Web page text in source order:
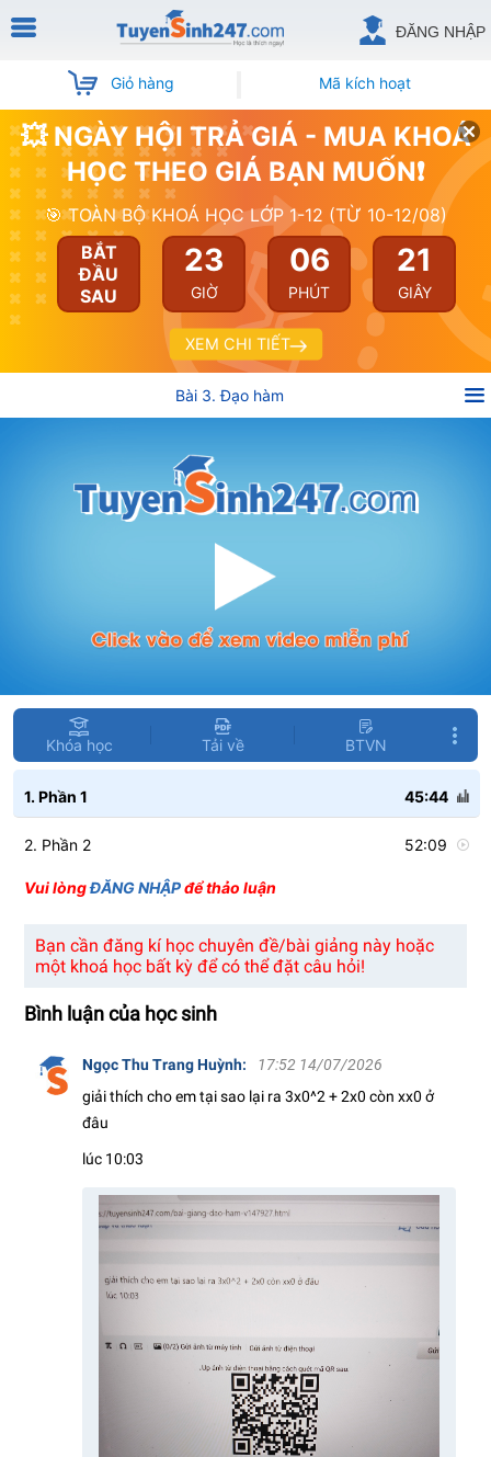
ĐĂNG NHẬP
Giỏ hàng Mã kích hoạt
💥 NGÀY HỘI TRẢ GIÁ - MUA KHOÁ
HỌC THEO GIÁ BẠN MUỐN❗
🎯 TOÀN BỘ KHOÁ HỌC LỚP 1-12 (TỪ 10-12/08)
BẮT
ĐẦU
SAU
23
GIỜ
06
PHÚT
20
GIÂY
XEM CHI TIẾT
Bài 3. Đạo hàm
Khóa học Tải về BTVN
1. Phần 1 45:44
2. Phần 2 52:09
Vui lòngĐĂNG NHẬPđể thảo luận
Bạn cần đăng kí học chuyên đề/bài giảng này hoặc
một khoá học bất kỳ để có thể đặt câu hỏi!
Bình luận của học sinh
Ngọc Thu Trang Huỳnh:
17:52 14/07/2026
giải thích cho em tại sao lại ra 3x0^2 + 2x0 còn xx0 ở
đâu
lúc 10:03